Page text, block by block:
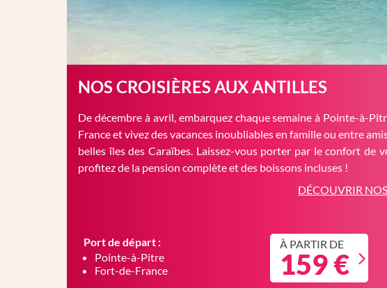
NOS CROISIÈRES AUX ANTILLES
De décembre à avril, embarquez chaque semaine à Pointe-à-
France et vivez des vacances inoubliables en famille ou entre
belles îles des Caraïbes. Laissez-vous porter par le confort de
profitez de la pension complète et des boissons incluses !
DÉCOUVRIR
Port de départ :
Pointe-à-Pitre
Fort-de-France
À PARTIR DE
159 €